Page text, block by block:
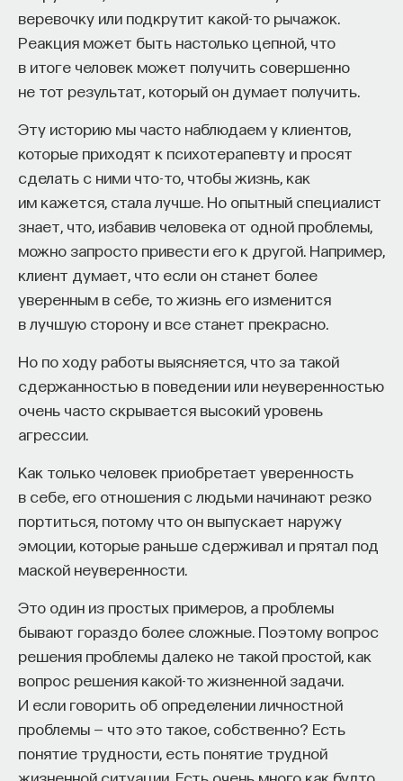
веревочку или подкрутит какой-то рычажок.
Реакция может быть настолько цепной, что
в итоге человек может получить совершенно
не тот результат, который он думает получить.
Эту историю мы часто наблюдаем у клиентов,
которые приходят к психотерапевту и просят
сделать с ними что-то, чтобы жизнь, как
им кажется, стала лучше. Но опытный специалист
знает, что, избавив человека от одной проблемы,
можно запросто привести его к другой. Например,
клиент думает, что если он станет более
уверенным в себе, то жизнь его изменится
в лучшую сторону и все станет прекрасно.
Но по ходу работы выясняется, что за такой
сдержанностью в поведении или неуверенностью
очень часто скрывается высокий уровень
агрессии.
Как только человек приобретает уверенность
в себе, его отношения с людьми начинают резко
портиться, потому что он выпускает наружу
эмоции, которые раньше сдерживал и прятал под
маской неуверенности.
Это один из простых примеров, а проблемы
бывают гораздо более сложные. Поэтому вопрос
решения проблемы далеко не такой простой, как
вопрос решения какой-то жизненной задачи.
И если говорить об определении личностной
проблемы — что это такое, собственно? Есть
понятие трудности, есть понятие трудной
жизненной ситуации. Есть очень много как будто